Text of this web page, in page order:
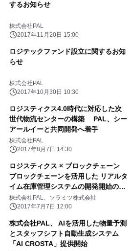
するお知らせ
株式会社PAL
2017年11月20日 15:00
ロジテックファンド設立に関するお知
らせ
株式会社PAL
2017年10月30日 10:30
ロジスティクス4.0時代に対応した次
世代物流センターの構築 PAL、シー
アールイーと共同開発へ着手
株式会社PAL
2017年8月7日 14:30
ロジスティクス × ブロックチェーン
ブロックチェーンを活用した リアルタ
イム在庫管理システムの開発開始のお
知らせ
株式会社PAL、ソラミツ株式会社
2017年7月7日 12:00
株式会社PAL、 AIを活用した物量予測
とスタッフシフト自動生成システム
「AI CROSTA」提供開始